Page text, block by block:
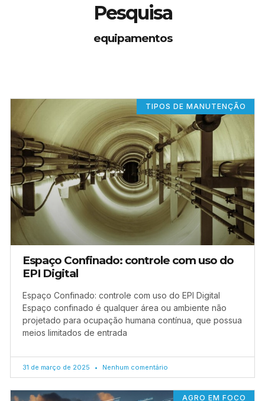
Pesquisa
equipamentos
TIPOS DE MANUTENÇÃO
Espaço Confinado: controle com uso do
EPI Digital
Espaço Confinado: controle com uso do EPI Digital
Espaço confinado é qualquer área ou ambiente não
projetado para ocupação humana contínua, que possua
meios limitados de entrada
31 de março de 2025 Nenhum comentário
AGRO EM FOCO